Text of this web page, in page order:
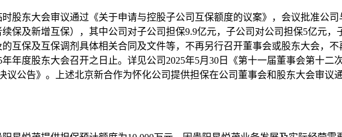
股东大会审议通过《关于申请与控股子公司互保额度的议案》，会议批准公
保及新增互保），其中公司对子公司担保9.9亿元，子公司对公司担保5亿元
互保及互保调剂具体相关合同及文件等，不再另行召开董事会或股东大会，
年度股东大会召开之日止。详见公司2025年5月30日《第十一届董事会第十
议公告》。上述北京新合作为怀化公司提供担保在公司董事会和股东大会审